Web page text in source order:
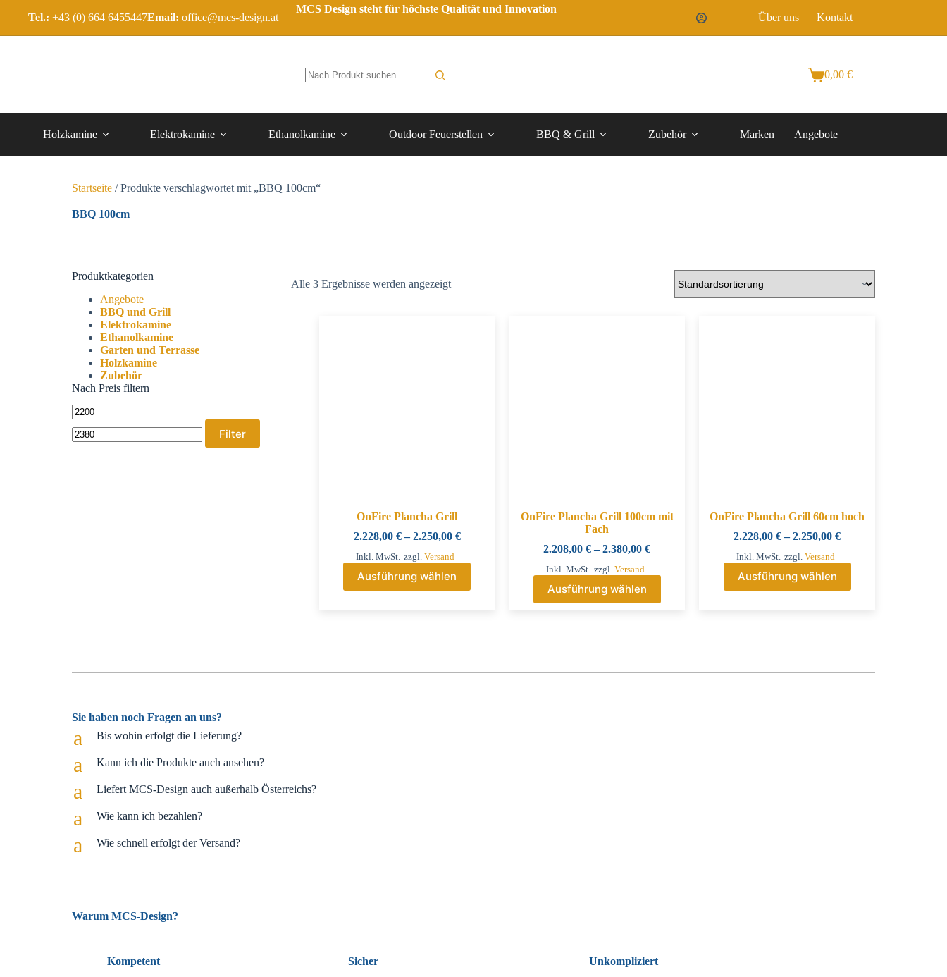
Tel.: +43 (0) 664 6455447Email: office@mcs-design.at
MCS Design steht für höchste Qualität und Innovation
Über uns Kontakt
0,00 €
Holzkamine Elektrokamine Ethanolkamine Outdoor Feuerstellen BBQ & Grill Zubehör Marken Angebote
Startseite / Produkte verschlagwortet mit „BBQ 100cm“
BBQ 100cm
Produktkategorien
Angebote
BBQ und Grill
Elektrokamine
Ethanolkamine
Garten und Terrasse
Holzkamine
Zubehör
Nach Preis filtern
Filter
Alle 3 Ergebnisse werden angezeigt
OnFire Plancha Grill
2.228,00 € –2.250,00 €
Inkl. MwSt. zzgl.Versand
Ausführung wählen
OnFire Plancha Grill 100cm mit
Fach
2.208,00€ –2.380,00€
Inkl. MwSt. zzgl. Versand
Ausführung wählen
OnFire Plancha Grill 60cm hoch
2.228,00€ –2.250,00€
Inkl. MwSt. zzgl. Versand
Ausführung wählen
Sie haben noch Fragen an uns?
a Bis wohin erfolgt die Lieferung?
a Kann ich die Produkte auch ansehen?
a Liefert MCS-Design auch außerhalb Österreichs?
a Wie kann ich bezahlen?
a Wie schnell erfolgt der Versand?
Warum MCS-Design?
Kompetent
Sicher
Unkompliziert